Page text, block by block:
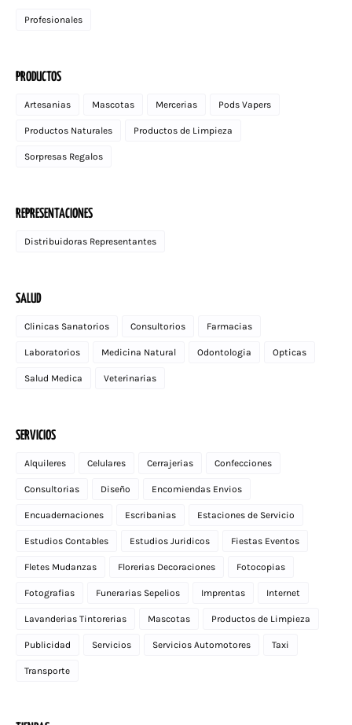
Profesionales
PRODUCTOS
Artesanias Mascotas Mercerias Pods Vapers
Productos Naturales Productos de Limpieza
Sorpresas Regalos
REPRESENTACIONES
Distribuidoras Representantes
SALUD
Clinicas Sanatorios Consultorios Farmacias
Laboratorios Medicina Natural Odontologia Opticas
Salud Medica Veterinarias
SERVICIOS
Alquileres Celulares Cerrajerias Confecciones
Consultorias Diseño Encomiendas Envios
Encuadernaciones Escribanias Estaciones de Servicio
Estudios Contables Estudios Juridicos Fiestas Eventos
Fletes Mudanzas Florerias Decoraciones Fotocopias
Fotografias Funerarias Sepelios Imprentas Internet
Lavanderias Tintorerias Mascotas Productos de Limpieza
Publicidad Servicios Servicios Automotores Taxi
Transporte